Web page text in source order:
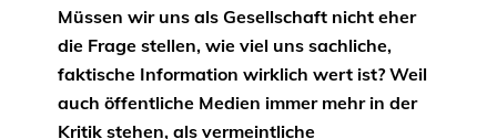
Müssen wir uns als Gesellschaft nicht eher
die Frage stellen, wie viel uns sachliche,
faktische Information wirklich wert ist? Weil
auch öffentliche Medien immer mehr in der
Kritik stehen, als vermeintliche